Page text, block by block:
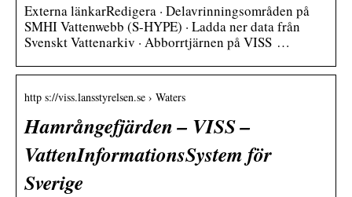
Externa länkarRedigera · Delavrinningsområden på
SMHI Vattenwebb (S-HYPE) · Ladda ner data från
Svenskt Vattenarkiv · Abborrtjärnen på VISS …
http s://viss.lansstyrelsen.se › Waters
Hamrångefjärden – VISS –
VattenInformationsSystem för
Sverige